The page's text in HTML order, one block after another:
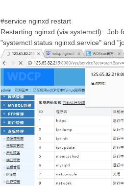
#service nginxd restart
Restarting nginxd (via systemctl): Job
"systemctl status nginxd.service" and